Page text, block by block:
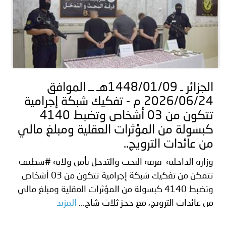
الجزائر ـ 1448/01/09هـ ــ الموافق
2026/06/24 م - تفكيك شبكة إجرامية
تتكون من 03 أشخاص وتضبط 4140
كبسولة من المؤثرات العقلية ومبلغ مالي
من عائدات الترويج..
وزارة الداخلية فرقة البحث والتدخل بأمن ولاية #سطيف
تتمكن من تفكيك شبكة إجرامية تتكون من 03 أشخاص
وتضبط 4140 كبسولة من المؤثرات العقلية ومبلغ مالي
من عائدات الترويج، مع حجز ثلاث شاح...
المزيد